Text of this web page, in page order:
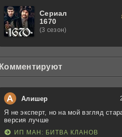
Сериал
1670
(3 сезон)
Комментируют
А Алишер
Я не эксперт, но на мой взгляд
версия лучше
ИП МАН: БИТВА КЛАНОВ